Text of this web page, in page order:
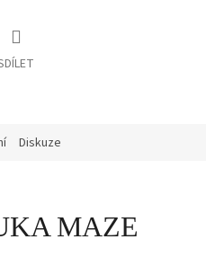
Diskuze
MAZE